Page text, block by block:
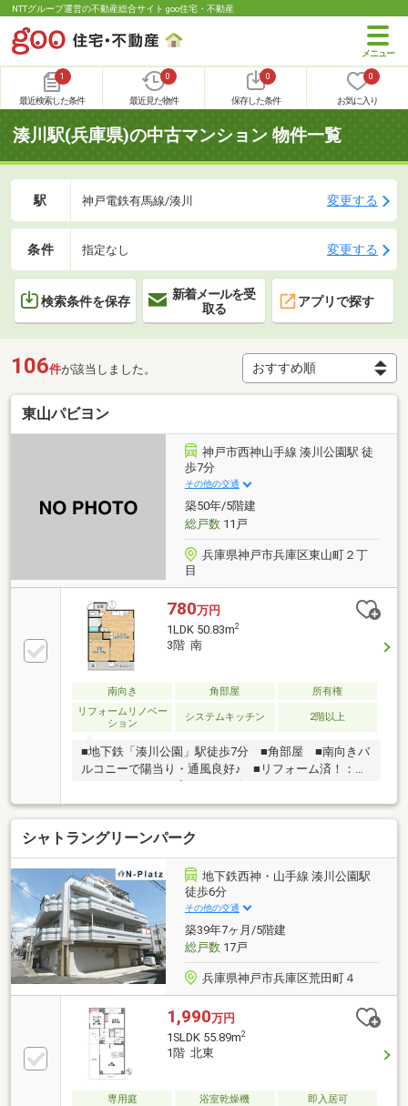
NTTグループ運営の不動産総合サイト goo住宅・不動産
1
最近検索した条件
0
最近見た物件
0
保存した条件
0
お気に入り
湊川駅(兵庫県)の中古マンション 物件一覧
駅 神戸電鉄有馬線/湊川 変更する
条件 指定なし 変更する
検索条件を保存
新着メールを受
取る
アプリで探す
106件が該当しました。
東山パビヨン
神戸市西神山手線 湊川公園駅 徒
歩7分
その他の交通
築50年/5階建
総戸数11戸
兵庫県神戸市兵庫区東山町２丁
目
780万円
1LDK 50.83m2
3階 南
南向き 角部屋
所有権
リフォームリノベー
ション
システムキッチン 2階以上
■地下鉄「湊川公園」駅徒歩7分 ■角部屋 ■南向きバ
ルコニーで陽当り・通風良好♪ ■リフォーム済！：床
フロアリフォーム完了（2026年7月）
シャトラングリーンパーク
地下鉄西神・山手線 湊川公園駅
徒歩6分
その他の交通
築39年7ヶ月/5階建
総戸数17戸
兵庫県神戸市兵庫区荒田町４
1,990万円
1SLDK 55.89m2
1階 北東
専用庭 浴室乾燥機 即入居可